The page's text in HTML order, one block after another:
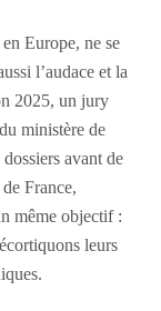
Europe, ne se
l’audace et la
2025, un jury
ministère de
avant de
France,
même objectif :
leurs